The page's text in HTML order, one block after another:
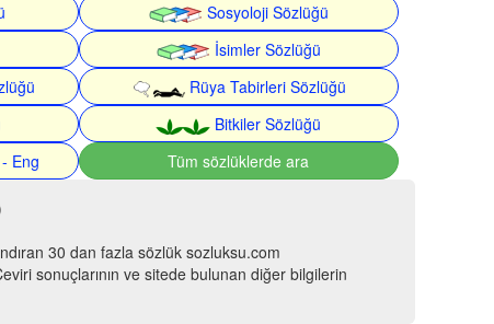
Sosyoloji Sözlüğü
İsimler Sözlüğü
Rüya Tabirleri Sözlüğü
Bitkiler Sözlüğü
Eng Tüm sözlüklerde ara
30 dan fazla sözlük sozluksu.com
sonuçlarının ve sitede bulunan diğer bilgilerin